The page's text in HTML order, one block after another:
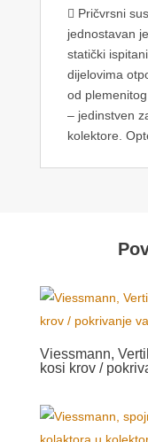
 Pričvrsni
jednostavan
statički
dijelovima
od
– jedinstven
kolektore.
Viessmann,
kosi krov /